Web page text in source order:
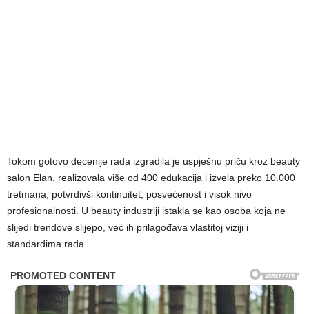
Tokom gotovo decenije rada izgradila je uspješnu priču kroz beauty
salon Elan, realizovala više od 400 edukacija i izvela preko 10.000
tretmana, potvrdivši kontinuitet, posvećenost i visok nivo
profesionalnosti. U beauty industriji istakla se kao osoba koja ne
slijedi trendove slijepo, već ih prilagođava vlastitoj viziji i
standardima rada.